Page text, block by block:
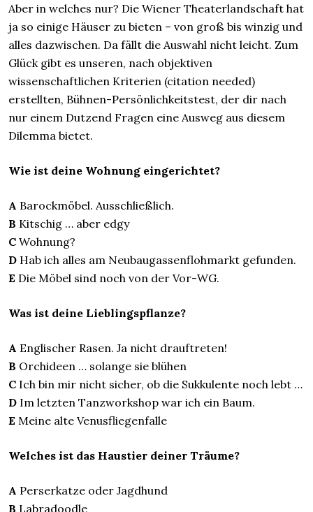
Aber in welches nur? Die Wiener Theaterlandschaft hat
ja so einige Häuser zu bieten – von groß bis winzig und
alles dazwischen. Da fällt die Auswahl nicht leicht. Zum
Glück gibt es unseren, nach objektiven
wissenschaftlichen Kriterien (citation needed)
erstellten, Bühnen-Persönlichkeitstest, der dir nach
nur einem Dutzend Fragen eine Ausweg aus diesem
Dilemma bietet.
Wie ist deine Wohnung eingerichtet?
A Barockmöbel. Ausschließlich.
B Kitschig … aber edgy
C Wohnung?
D Hab ich alles am Neubaugassenflohmarkt gefunden.
E Die Möbel sind noch von der Vor-WG.
Was ist deine Lieblingspflanze?
A Englischer Rasen. Ja nicht drauftreten!
B Orchideen … solange sie blühen
C Ich bin mir nicht sicher, ob die Sukkulente noch lebt …
D Im letzten Tanzworkshop war ich ein Baum.
E Meine alte Venusfliegenfalle
Welches ist das Haustier deiner Träume?
A Perserkatze oder Jagdhund
B Labradoodle